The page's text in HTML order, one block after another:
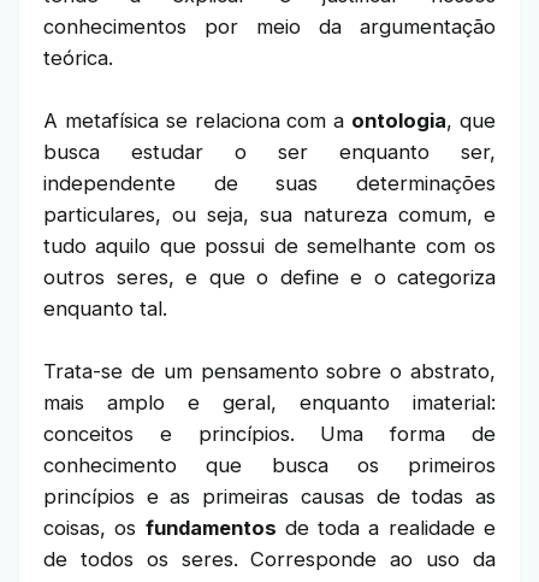
conhecimentos por meio da argumentação
teórica.
A metafísica se relaciona com a ontologia, que
busca estudar o ser enquanto ser,
independente de suas determinações
particulares, ou seja, sua natureza comum, e
tudo aquilo que possui de semelhante com os
outros seres, e que o define e o categoriza
enquanto tal.
Trata-se de um pensamento sobre o abstrato,
mais amplo e geral, enquanto imaterial:
conceitos e princípios. Uma forma de
conhecimento que busca os primeiros
princípios e as primeiras causas de todas as
coisas, os fundamentos de toda a realidade e
de todos os seres. Corresponde ao uso da